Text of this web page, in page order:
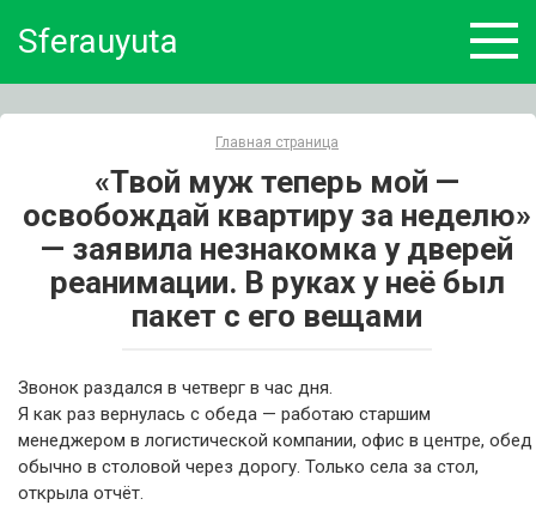
Sferauyuta
Главная страница
«Твой муж теперь мой —
освобождай квартиру за неделю»
— заявила незнакомка у дверей
реанимации. В руках у неё был
пакет с его вещами
Звонок раздался в четверг в час дня.
Я как раз вернулась с обеда — работаю старшим
менеджером в логистической компании, офис в центре, обед
обычно в столовой через дорогу. Только села за стол,
открыла отчёт.